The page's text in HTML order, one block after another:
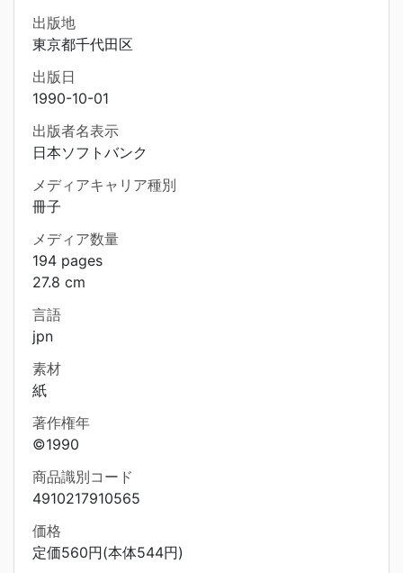
出版地
東京都千代田区
出版日
1990-10-01
出版者名表示
日本ソフトバンク
メディアキャリア種別
冊子
メディア数量
194 pages
27.8 cm
言語
jpn
素材
紙
著作権年
©1990
商品識別コード
4910217910565
価格
定価560円(本体544円)